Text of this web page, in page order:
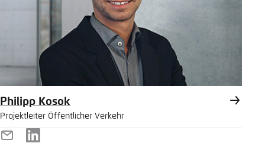
Philipp Kosok
Projektleiter Öffentlicher Verkehr
E-
LinkedIn